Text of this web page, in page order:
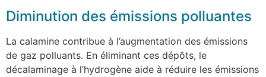
Diminution des émissions polluantes
La calamine contribue à l’augmentation des émissions
de gaz polluants. En éliminant ces dépôts, le
décalaminage à l’hydrogène aide à réduire les émissions